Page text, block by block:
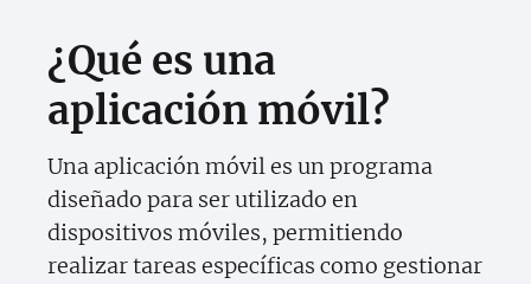
¿Qué es una
aplicación móvil?
Una aplicación móvil es un programa
diseñado para ser utilizado en
dispositivos móviles, permitiendo
realizar tareas específicas como gestionar